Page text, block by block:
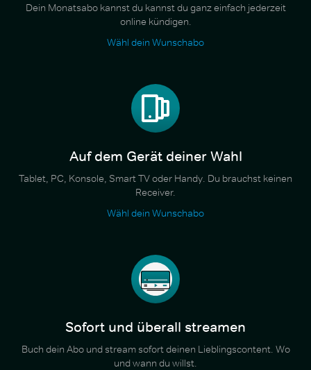
Dein Monatsabo kannst du kannst du ganz einfach jederzeit
online kündigen.
Wähl dein Wunschabo
Auf dem Gerät deiner Wahl
Tablet, PC, Konsole, Smart TV oder Handy. Du brauchst keinen
Receiver.
Wähl dein Wunschabo
Sofort und überall streamen
Buch dein Abo und stream sofort deinen Lieblingscontent. Wo
und wann du willst.